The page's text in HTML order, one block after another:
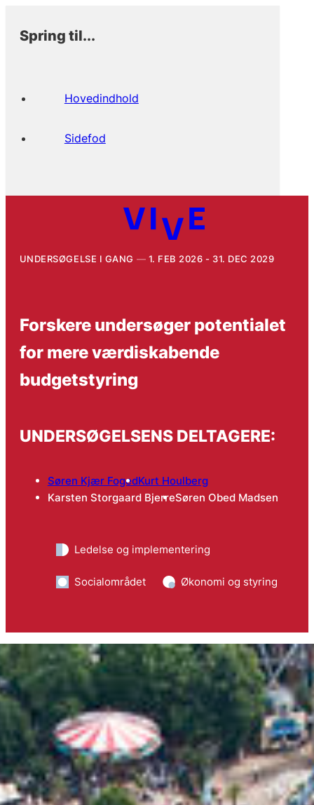
Spring til...
Hovedindhold
Sidefod
UNDERSØGELSE I GANG 1. FEB 2026 - 31. DEC 2029
Forskere undersøger potentialet
for mere værdiskabende
budgetstyring
UNDERSØGELSENS DELTAGERE:
Søren Kjær FogedKurt Houlberg
Karsten Storgaard BjerreSøren Obed Madsen
Ledelse og implementering
Socialområdet Økonomi og styring